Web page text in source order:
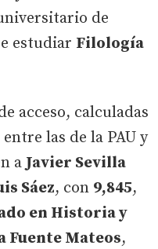
de
estudiar Filología
acceso, calculadas
las de la PAU y
a Javier Sevilla
Sáez, con 9,845,
en Historia y
Fuente Mateos,